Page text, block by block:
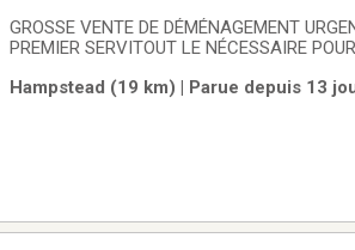
GROSSE VENTE DE DÉMÉNAGEMENT
PREMIER SERVITOUT LE NÉCESSAIRE POUR LA MAISON,LES
rue Heath, Hampstead(Coin rue côte St
Hampstead (19 km) | Parue depuis 13